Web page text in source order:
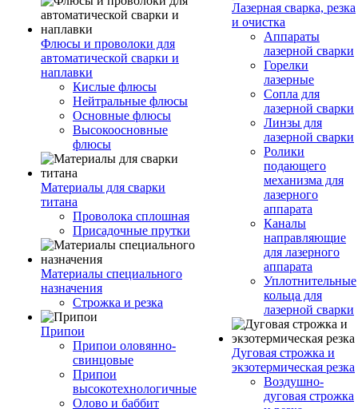
Флюсы и проволоки для
автоматической сварки и
наплавки
Кислые флюсы
Нейтральные флюсы
Основные флюсы
Высокоосновные
флюсы
Материалы для сварки
титана
Проволока сплошная
Присадочные прутки
Материалы специального
назначения
Строжка и резка
Припои
Припои оловянно-
свинцовые
Припои
высокотехнологичные
Олово и баббит
Лазерная сварка, резка
и очистка
Аппараты
лазерной сварки
Горелки
лазерные
Сопла для
лазерной сварки
Линзы для
лазерной сварки
Ролики
подающего
механизма для
лазерного
аппарата
Каналы
направляющие
для лазерного
аппарата
Уплотнительные
кольца для
лазерной сварки
Дуговая строжка и
экзотермическая резка
Воздушно-
дуговая строжка